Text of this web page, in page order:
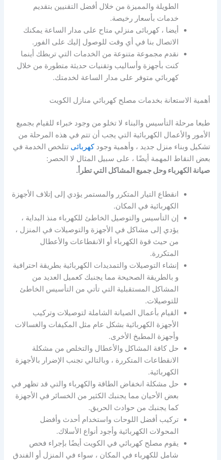
الطويلة والمميزة من خلال أفضل التقنيين بتقديم
خدمات بأسعار رخيصة.
أيضا ، كهربائى منزلي متاح على مدار الساعة يمكنك
الاتصال بنا في أي وقت للوصول إليك على الفور.
نقدم مجموعة متنوعة من الخدمات التي تربطك أينما
كنت بأجهزة وأساليب وتقنيات حديثة متطورة من خلال
كهربائي متوفر على مدار الساعة لخدمتك.
أهمية الاستعانة بخدمات مصلح كهربائي منازل الكويت
طبعا مرحلة التأسيس والبناء لا تخلو من وجود خبراء للقيام بجميع
الأمور والأعمال الكهربائية التي يجب أن تتم في هذه المرحلة من
تشكيل وبناء منزل جديد ، وأهمية وجودكهربائى تتلخص الخدمة في
بعض النقاط المهمة أيضًا ، على سبيل المثال لا الحصر:
صيانة الكهرباء وحل جميع المشاكل التي تطرأ.
انقطاع التيار المتكرر والمستمر يؤدي إلى إتلاف الأجهزة
الكهربائية في المكان.
إن التأسيس والتوصيل الخاطئ للكهرباء منذ البداية ،
يؤدي إلى مشاكل في الأجهزة والتوصيلات في المنزل ،
من حيث قوة الكهرباء أو الانقطاعات والأعطال
المتكررة.
إنشاء التوصيلات والتمديدات الكهربائية بطريقة احترافية
و بالطريقة الصحيحة مما يجنبك كعميل العديد من
المشاكل المستقبلية التي تأتي من التأسيس الخاطئ
للتوصيلات.
القيام بأعمال الصيانة الشاملة لتوصيلات وتركيب
الأجهزة الكهربائية بشكل عام مثل المكيفات والغسالات
وأجهزة المطبخ الأخرى.
حل كافة المشاكل والأعطال والتخلص من مشكلة
الانقطاعات المتكررة ، وبالتالي تجنب الإضرار بالأجهزة
الكهربائية.
حل مشكلة انخفاض الطاقة والكهرباء والتي قد تظهر في
بعض الأحيان مما يجنبك الكثير من الخسائر في الأجهزة
كما يجنبك من حوادث الحريق.
تركيب أفضل اللوحات واستخدام أحدث وأفضل
المحولات الكهربائية وأجود أنواع الأسلاك.
يقوم مصلح كهربائي في الكويت أيضًا بإجراء فحص
شامل للكهرباء في المكان ، سواء في المنزل أو الفندق